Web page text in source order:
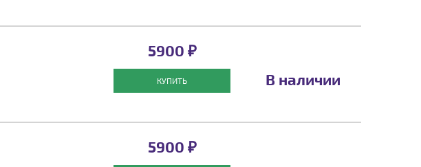
5900 ₽
КУПИТЬ В наличии
5900 ₽